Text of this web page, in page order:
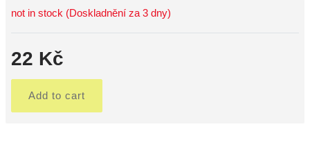
not in stock (Doskladnění za 3 dny)
22 Kč
Add to cart